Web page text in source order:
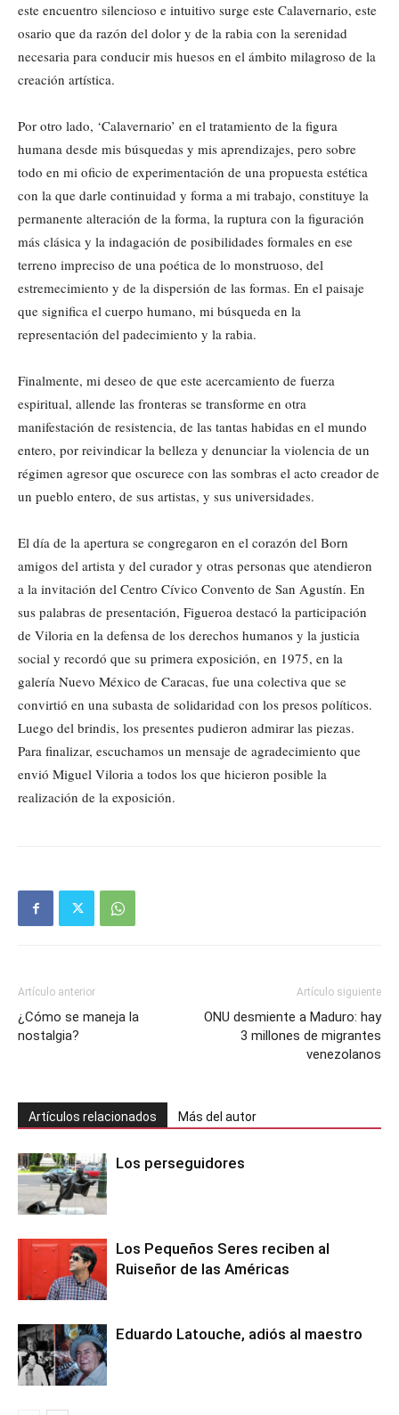
este encuentro silencioso e intuitivo surge este Calavernario, este
osario que da razón del dolor y de la rabia con la serenidad
necesaria para conducir mis huesos en el ámbito milagroso de la
creación artística.
Por otro lado, ‘Calavernario’ en el tratamiento de la figura
humana desde mis búsquedas y mis aprendizajes, pero sobre
todo en mi oficio de experimentación de una propuesta estética
con la que darle continuidad y forma a mi trabajo, constituye la
permanente alteración de la forma, la ruptura con la figuración
más clásica y la indagación de posibilidades formales en ese
terreno impreciso de una poética de lo monstruoso, del
estremecimiento y de la dispersión de las formas. En el paisaje
que significa el cuerpo humano, mi búsqueda en la
representación del padecimiento y la rabia.
Finalmente, mi deseo de que este acercamiento de fuerza
espiritual, allende las fronteras se transforme en otra
manifestación de resistencia, de las tantas habidas en el mundo
entero, por reivindicar la belleza y denunciar la violencia de un
régimen agresor que oscurece con las sombras el acto creador de
un pueblo entero, de sus artistas, y sus universidades.
El día de la apertura se congregaron en el corazón del Born
amigos del artista y del curador y otras personas que atendieron
a la invitación del Centro Cívico Convento de San Agustín. En
sus palabras de presentación, Figueroa destacó la participación
de Viloria en la defensa de los derechos humanos y la justicia
social y recordó que su primera exposición, en 1975, en la
galería Nuevo México de Caracas, fue una colectiva que se
convirtió en una subasta de solidaridad con los presos políticos.
Luego del brindis, los presentes pudieron admirar las piezas.
Para finalizar, escuchamos un mensaje de agradecimiento que
envió Miguel Viloria a todos los que hicieron posible la
realización de la exposición.
Artículo anterior
¿Cómo se maneja la
nostalgia?
Artículo siguiente
ONU desmiente a Maduro: hay
3 millones de migrantes
venezolanos
Artículos relacionados Más del autor
Los perseguidores
Los Pequeños Seres reciben al
Ruiseñor de las Américas
Eduardo Latouche, adiós al maestro